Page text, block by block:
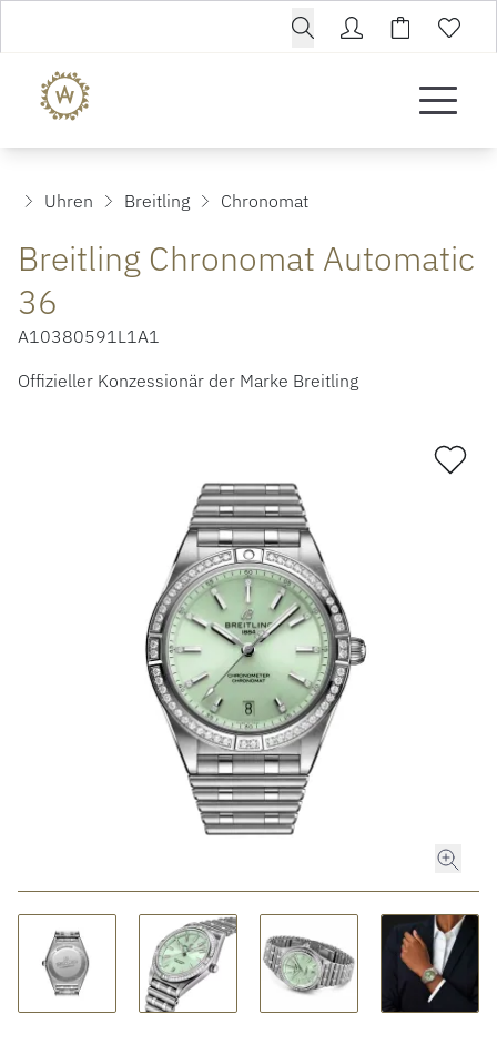
ROLEX CERTIFIED PRE-OWNED
SCHMUCK
LUXURY DEALS
HOCHZEIT
Uhren Breitling Chronomat
Breitling Chronomat Automatic
36
A10380591L1A1
Offizieller Konzessionär der Marke Breitling